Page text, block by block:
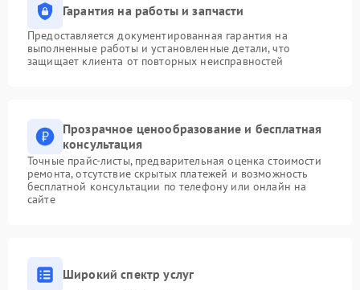
Гарантия на работы и запчасти
Предоставляется документированная гарантия на
выполненные работы и установленные детали, что
защищает клиента от повторных неисправностей
Прозрачное ценообразование и бесплатная
консультация
Точные прайс-листы, предварительная оценка стоимости
ремонта, отсутствие скрытых платежей и возможность
бесплатной консультации по телефону или онлайн на
сайте
Широкий спектр услуг